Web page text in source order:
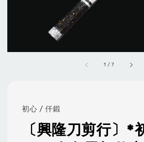
1 /7
初心 / 仟鍛
〔興隆刀剪行〕*